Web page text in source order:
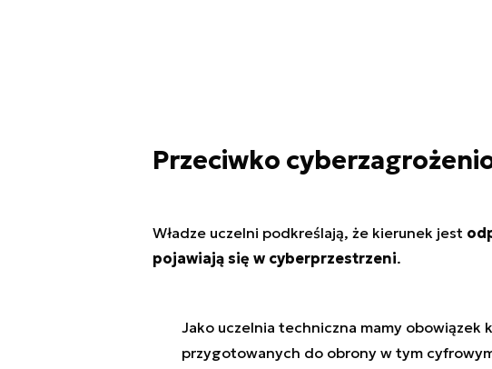
Przeciwko
Władze uczelni podkreślają, że kierunek jest
pojawiają się w cyberprzestrzeni.
Jako uczelnia techniczna mamy obowiązek
przygotowanych do obrony w tym